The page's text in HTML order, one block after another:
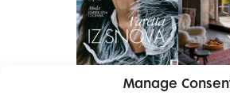
Manage
Pretplati se na